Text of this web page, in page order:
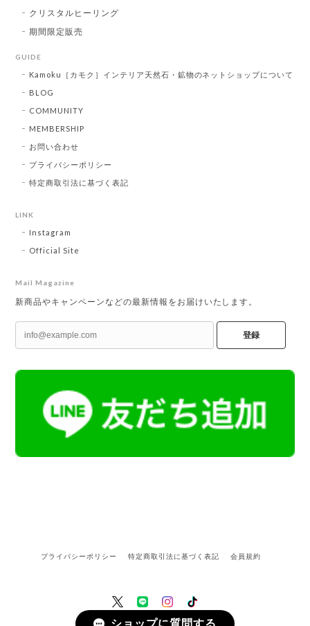
クリスタルヒーリング
期間限定販売
GUIDE
Kamoku［カモク］インテリア天然石・鉱物のネットショップについて
BLOG
COMMUNITY
MEMBERSHIP
お問い合わせ
プライバシーポリシー
特定商取引法に基づく表記
LINK
Instagram
Official Site
Mail Magazine
新商品やキャンペーンなどの最新情報をお届けいたします。
登録
プライバシーポリシー 特定商取引法に基づく表記 会員規約
ショップに質問する